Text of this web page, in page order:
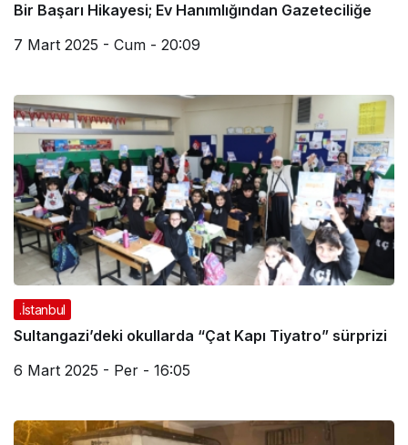
Bir Başarı Hikayesi; Ev Hanımlığından Gazeteciliğe
7 Mart 2025 - Cum - 20:09
.İstanbul
Sultangazi’deki okullarda “Çat Kapı Tiyatro” sürprizi
6 Mart 2025 - Per - 16:05